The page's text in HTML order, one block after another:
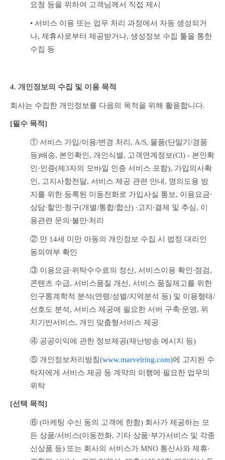
요청 등을 위하여 고객님께서 직접 제시
• 서비스 이용 또는 업무 처리 과정에서 자동 생성되거
나, 제휴사로부터 제공받거나, 생성정보 수집 툴을 통한
수집 등
4. 개인정보의 수집 및 이용 목적
회사는 수집한 개인정보를 다음의 목적을 위해 활용합니다.
[필수 목적]
① 서비스 가입/이용/변경 처리, A/S, 물품(단말기/경품
등)배송, 본인확인, 개인식별, 고객연계정보(CI) - 본인확
인·인증(제3자의 모바일 인증 서비스 포함), 가입의사확
인, 고지사항전달, 서비스 제공 관련 안내, 명의도용 방
지를 위한 등록된 이동전화로 가입사실 통보, 이용요금∙
상담∙할인∙청구(개별/통합/합산) ∙고지∙결제 및 추심, 이
용관련 문의∙불만∙처리
② 만 14세 미만 아동의 개인정보 수집 시 법정 대리인
동의여부 확인
③ 이용요금∙위탁수수료의 정산, 서비스이용 확인∙점검,
콘텐츠 수급, 서비스품질 개선, 서비스 품질제고를 위한
인구통계학적 분석(연령/성별/지역분석 등) 및 이용형태/
선호도 분석, 서비스 제공에 필요한 서버 구축∙운영, 위
치기반서비스, 개인 맞춤형서비스 제공
④ 공공이익에 관한 정보제공(재난방송 메시지 등)
⑤ 개인정보처리방침(www.marvelring.com)에 고지된 수
탁자에게 서비스 제공 등 계약의 이행에 필요한 업무의
위탁
[선택 목적]
⑥ (마케팅 수신 동의 고객에 한함) 회사가 제공하는 모
든 상품/서비스(이동전화, 기타 상품·부가서비스 및 각종
신상품 등) 또는 회사의 서비스가 MNO 통신사와 제휴·